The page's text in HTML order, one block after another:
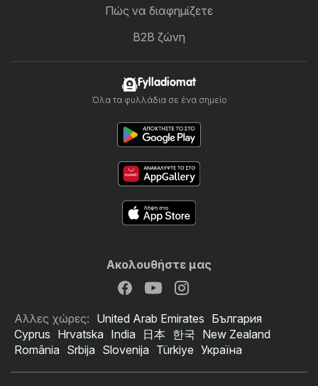
Πώς να διαφημίζετε
B2B ζώνη
Fylladiomat
Όλα τα φυλλάδια σε ένα σημείο
Ακολουθήστε μας
Αλλες χώρες: United Arab Emirates България
Cyprus Hrvatska India 日本 한국 New Zealand
România Srbija Slovenija Türkiye Україна